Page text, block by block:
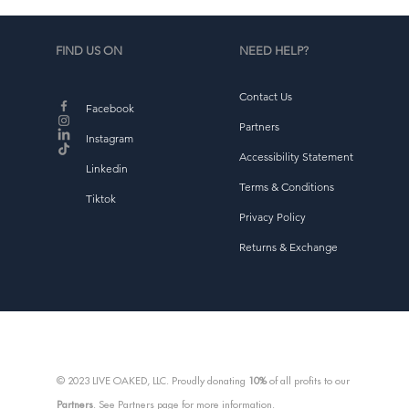
FIND US ON
Facebook
Instagram
Linkedin
Tiktok
NEED HELP?
Contact Us
Partners
Accessibility Statement
Terms & Conditions
Privacy Policy
Returns & Exchange
© 2023 LIVE OAKED, LLC. Proudly donating 10%of all profits to our
Partners. See Partners page for more information.